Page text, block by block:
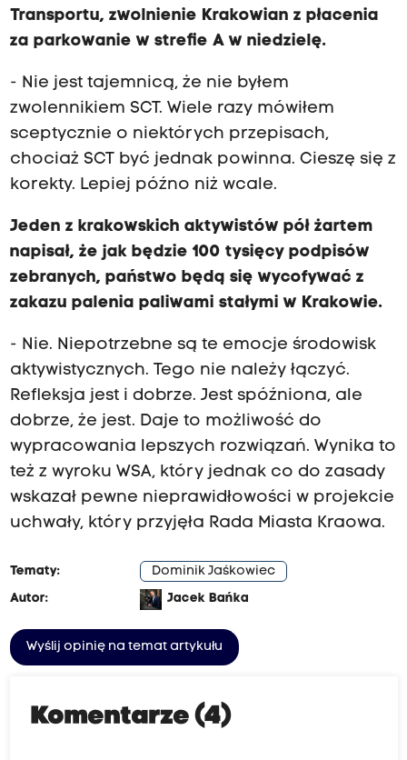
Transportu, zwolnienie Krakowian z płacenia
za parkowanie w strefie A w niedzielę.
- Nie jest tajemnicą, że nie byłem
zwolennikiem SCT. Wiele razy mówiłem
sceptycznie o niektórych przepisach,
chociaż SCT być jednak powinna. Cieszę się z
korekty. Lepiej późno niż wcale.
Jeden z krakowskich aktywistów pół żartem
napisał, że jak będzie 100 tysięcy podpisów
zebranych, państwo będą się wycofywać z
zakazu palenia paliwami stałymi w Krakowie.
- Nie. Niepotrzebne są te emocje środowisk
aktywistycznych. Tego nie należy łączyć.
Refleksja jest i dobrze. Jest spóźniona, ale
dobrze, że jest. Daje to możliwość do
wypracowania lepszych rozwiązań. Wynika to
też z wyroku WSA, który jednak co do zasady
wskazał pewne nieprawidłowości w projekcie
uchwały, który przyjęła Rada Miasta Kraowa.
Tematy:
Dominik Jaśkowiec
Autor:
Jacek Bańka
Wyślij opinię na temat artykułu
Komentarze (4)